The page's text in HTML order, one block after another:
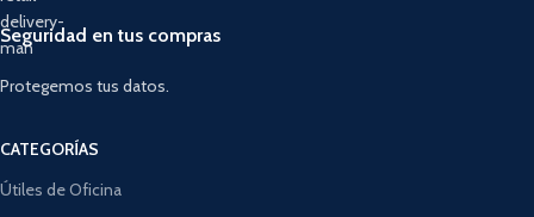
Seguridad en tus compras
Protegemos tus datos.
CATEGORÍAS
Útiles de Oficina